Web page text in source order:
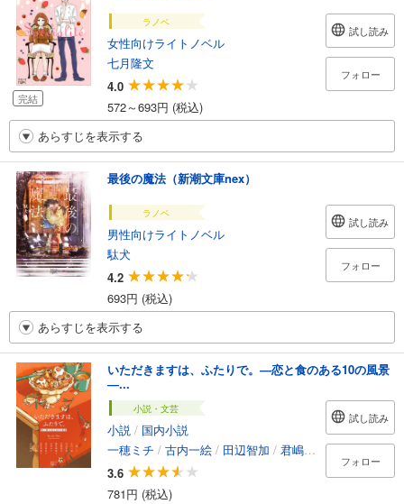
完結
ラノベ
女性向けライトノベル
七月隆文
4.0
572～693円 (税込)
試し読み
フォロー
あらすじを表示する
最後の魔法（新潮文庫nex）
ラノベ
男性向けライトノベル
駄犬
4.2
693円 (税込)
試し読み
フォロー
あらすじを表示する
いただきますは、ふたりで。―恋と食のある10の風景
―...
小説・文芸
小説 / 国内小説
一穂ミチ / 古内一絵 / 田辺智加 / 君嶋彼方 /錦見映理子
3.6
781円 (税込)
試し読み
フォロー